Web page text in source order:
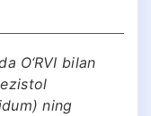
O‘RVI bilan
ning